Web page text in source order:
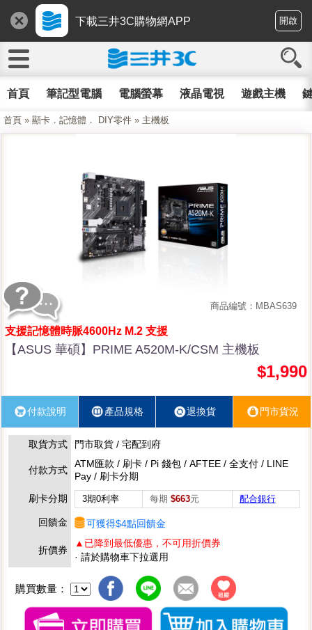
下載三井3C購物網APP 開啟
首頁 筆記型電腦 電腦螢幕 液晶電視 遊戲主機
首頁 » 顯卡．記憶體． DIY零件 » 主機板
商品編號：MBAS639
支援記憶體時脈4600Hz M.2 支援
【ASUS 華碩】PRIME A520M-K/CSM 主機板
$1,990
付款說明 產品規格 退換貨 門市貨況
取貨方式 門市取貨 / 宅配到府
付款方式
ATM匯款 / 刷卡 / Pi 錢包 / AFTEE / 全支付 / LINE
Pay / 刷卡分期
刷卡分期
3期0利率 每期 $663元 配合銀行
回饋金 可獲得$4點回饋金
折價券
▲已降到最低優惠，不可用折價券
· 請於購物車下拉選用
購買數量：